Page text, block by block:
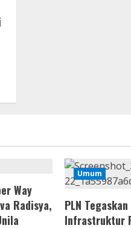
Way
Radisya,
Umum
PLN
Infrastruktur